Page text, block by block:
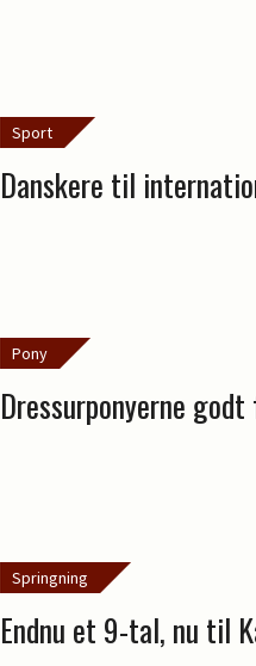
Sport
Danskere til
Pony
Dressurponyerne
Springning
Endnu et 9-tal, nu til